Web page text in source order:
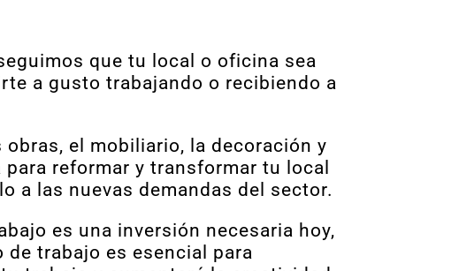
que tu local o oficina sea
a gusto trabajando o recibiendo a
obras, el mobiliario, la decoración y
reformar y transformar tu local
a las nuevas demandas del sector.
es una inversión necesaria hoy,
trabajo es esencial para